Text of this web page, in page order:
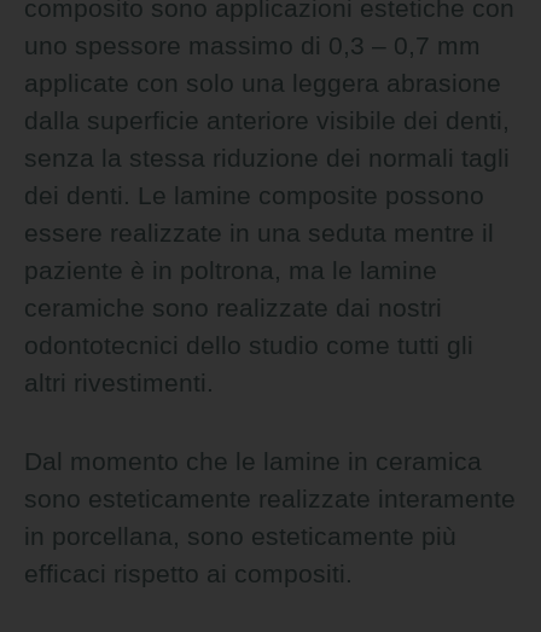
composito sono applicazioni estetiche con
uno spessore massimo di 0,3 – 0,7 mm
applicate con solo una leggera abrasione
dalla superficie anteriore visibile dei denti,
senza la stessa riduzione dei normali tagli
dei denti. Le lamine composite possono
essere realizzate in una seduta mentre il
paziente è in poltrona, ma le lamine
ceramiche sono realizzate dai nostri
odontotecnici dello studio come tutti gli
altri rivestimenti.
Dal momento che le lamine in ceramica
sono esteticamente realizzate interamente
in porcellana, sono esteticamente più
efficaci rispetto ai compositi.